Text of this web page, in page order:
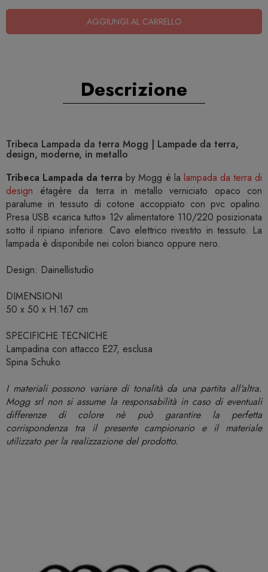
AGGIUNGI AL CARRELLO
Descrizione
Tribeca Lampada da terra Mogg | Lampade da terra,
design, moderne, in metallo
Tribeca Lampada da terra by Mogg è la lampada da terra di
design étagère da terra in metallo verniciato opaco con
paralume in tessuto di cotone accoppiato con pvc opalino.
Presa USB «carica tutto» 12v alimentatore 110/220 posizionata
sotto il ripiano inferiore. Cavo elettrico rivestito in tessuto. La
lampada è disponibile nei colori bianco oppure nero.
Design: Dainellistudio
DIMENSIONI
50 x 50 x H.167 cm
SPECIFICHE TECNICHE
Lampadina con attacco E27, esclusa
Spina Schuko
I materiali possono variare di tonalità da una partita all'altra.
Mogg srl non si assume la responsabilità in caso di eventuali
differenze di colore nè può garantire la perfetta
corrispondenza tra il presente campionario e il materiale
utilizzato per la realizzazione del prodotto.